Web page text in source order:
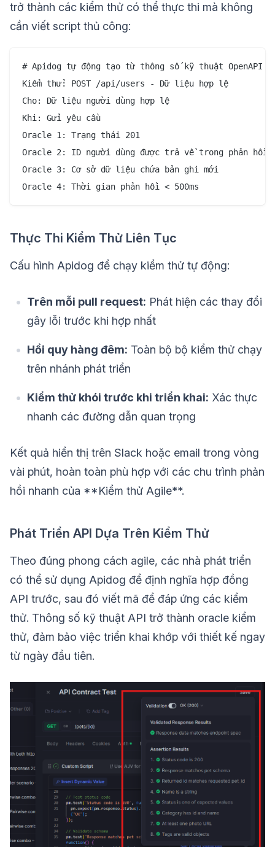
trở thành các kiểm thử có thể thực thi mà không
cần viết script thủ công:
# Apidog tự động tạo từ thông số kỹ thuật OpenAPI
Kiểm thử: POST /api/users - Dữ liệu hợp lệ
Cho: Dữ liệu người dùng hợp lệ
Khi: Gửi yêu cầu
Oracle 1: Trạng thái 201
Oracle 2: ID người dùng được trả về trong phản hồi
Oracle 3: Cơ sở dữ liệu chứa bản ghi mới
Thực Thi Kiểm Thử Liên Tục
Cấu hình Apidog để chạy kiểm thử tự động:
Trên mỗi pull request: Phát hiện các thay đổi
gây lỗi trước khi hợp nhất
Hồi quy hàng đêm: Toàn bộ bộ kiểm thử chạy
trên nhánh phát triển
Kiểm thử khói trước khi triển khai: Xác thực
nhanh các đường dẫn quan trọng
Kết quả hiển thị trên Slack hoặc email trong vòng
vài phút, hoàn toàn phù hợp với các chu trình phản
hồi nhanh của **Kiểm thử Agile**.
Phát Triển API Dựa Trên Kiểm Thử
Theo đúng phong cách agile, các nhà phát triển
có thể sử dụng Apidog để định nghĩa hợp đồng
API trước, sau đó viết mã để đáp ứng các kiểm
thử. Thông số kỹ thuật API trở thành oracle kiểm
thử, đảm bảo việc triển khai khớp với thiết kế ngay
từ ngày đầu tiên.